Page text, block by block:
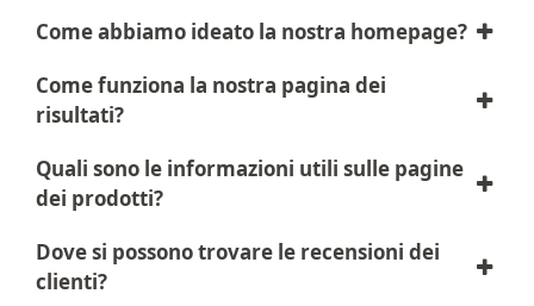
Come abbiamo ideato la nostra homepage?
Come funziona la nostra pagina dei
risultati?
Quali sono le informazioni utili sulle pagine
dei prodotti?
Dove si possono trovare le recensioni dei
clienti?